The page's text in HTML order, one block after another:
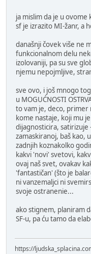
ja mislim da je u ovome
sf je izrazito MI-žanr, a
današnji čovek više ne
funkcionalnom delu
izolovaniji, pa su sve
njemu nepojmljive,
sve ovo, i još mnogo
u MOGUĆNOSTI
to vam je, deco, primer
kome nastaje, koji mu
dijagnosticira, satirizuje
zamaskiranoj, baš kao,
zadnjih koznakolko
kakvi 'novi' svetovi,
ovaj naš svet, ovakav
'fantastičan' (što je
ni vanzemaljci ni
svoje ostranenie...
ako stignem, planiram
SF-u, pa ću tamo da
https://